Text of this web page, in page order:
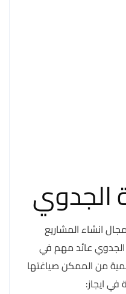
الجدوي
انشاء المشاريع
الجدوي عائد مهم في
من الممكن صياغتها
في ايجاز: